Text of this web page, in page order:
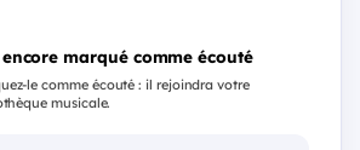
encore marqué comme écouté
le comme écouté : il rejoindra votre
musicale.